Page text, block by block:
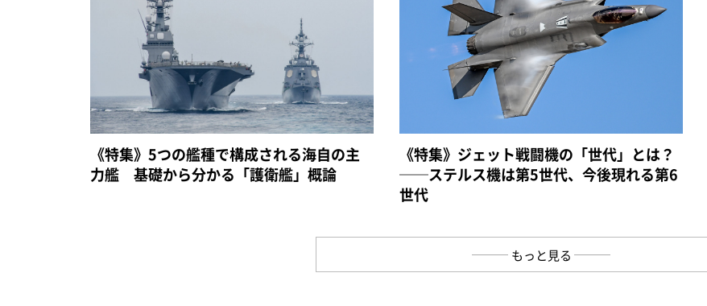
《特集》5つの艦種で構成される海自の主
力艦 基礎から分かる「護衛艦」概論
《特集》ジェット戦闘機の「世代」とは？
──ステルス機は第5世代、今後現れる第6
世代
もっと見る